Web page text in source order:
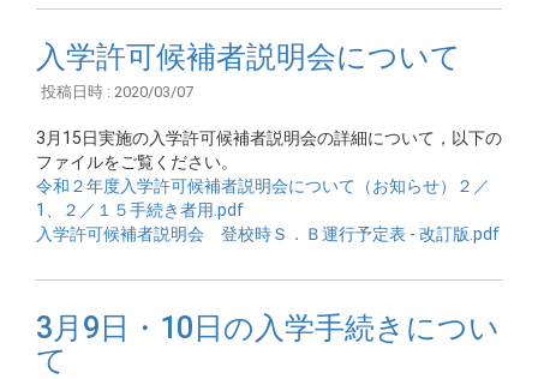
入学許可候補者説明会について
投稿日時 : 2020/03/07
3月15日実施の入学許可候補者説明会の詳細について，以下の
ファイルをご覧ください。
令和２年度入学許可候補者説明会について（お知らせ）２／
1、２／１５手続き者用.pdf
入学許可候補者説明会 登校時Ｓ．Ｂ運行予定表 - 改訂版.pdf
3月9日・10日の入学手続きについ
て